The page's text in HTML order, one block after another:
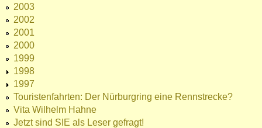
2003
2002
2001
2000
1999
1998
1997
Touristenfahrten: Der Nürburgring eine Rennstrecke?
Vita Wilhelm Hahne
Jetzt sind SIE als Leser gefragt!